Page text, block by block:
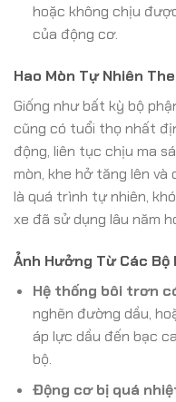
hoặc không chịu
của động cơ.
Hao Mòn Tự Nhiên
Giống như bất kỳ bộ
cũng có tuổi thọ nhất
động, liên tục chịu ma
mòn, khe hở tăng lên
là quá trình tự nhiên,
xe đã sử dụng lâu năm
Ảnh Hưởng Từ Các Bộ
Hệ thống bôi trơn
nghẽn đường dầu,
áp lực dầu đến bạc
bộ.
Động cơ bị quá